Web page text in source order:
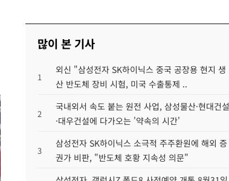
많이 본 기사
1
외신 "삼성전자 SK하이닉스 중국 공장용 현지 생
산 반도체 장비 시험, 미국 수출통제 ..
2
국내외서 속도 붙는 원전 사업, 삼성물산·현대건설
·대우건설에 다가오는 '약속의 시간'
3
삼성전자 SK하이닉스 소극적 주주환원에 해외 증
권가 비판, "반도체 호황 지속성 의문"